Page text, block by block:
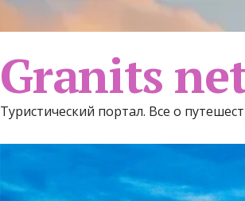
Granits
Туристический портал. Все о